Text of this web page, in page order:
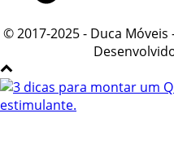
© 2017-2025 - Duca